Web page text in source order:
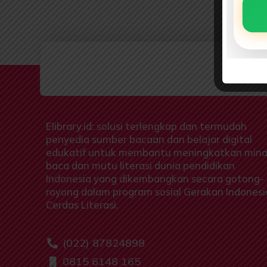
Elibrary.id: solusi terlengkap dan termudah
penyedia sumber bacaan dan belajar digital
edukatif untuk membantu meningkatkan
baca dan mutu literasi dunia pendidikan
Indonesia yang dikembangkan secara gotong-
royong dalam program sosial Gerakan
Cerdas Literasi.
(022) 87824898
0815 6148 165